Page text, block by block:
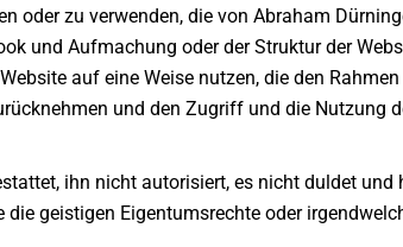
zu verwenden, die von Abraham
und Aufmachung oder der Struktur der
auf eine Weise nutzen, die den
und den Zugriff und die Nutzung
ihn nicht autorisiert, es nicht duldet
geistigen Eigentumsrechte oder